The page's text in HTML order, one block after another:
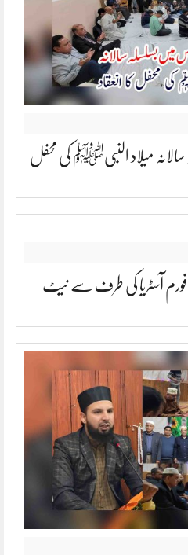
سالانہ میلاد النبیﷺ کی محفل
فورم آسٹریا کی طرف سے نیٹ